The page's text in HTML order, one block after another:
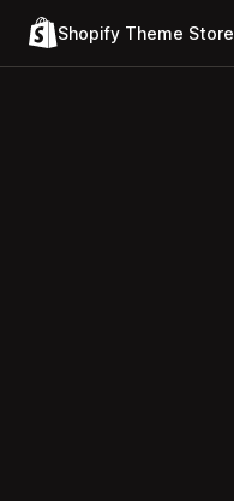
Shopify Theme Store